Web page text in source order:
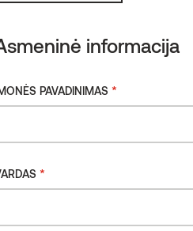
uosių
dailylentės
NORVEGIJA
informacija
PAVADINIMAS *
*